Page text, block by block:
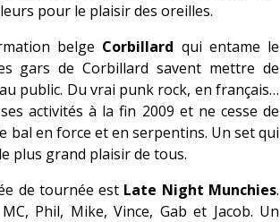
pour le plaisir des oreilles.
belge Corbillard qui entame le
gars de Corbillard savent mettre de
public. Du vrai punk rock, en français…
activités à la fin 2009 et ne cesse de
bal en force et en serpentins. Un set qui
plus grand plaisir de tous.
de tournée est Late Night Munchies.
Phil, Mike, Vince, Gab et Jacob. Un